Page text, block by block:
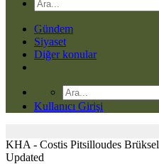
Gündem
Siyaset
Diğer konular
Kullanıcı Girişi
KHA - Costis Pitsilloudes Brüksel
Updated